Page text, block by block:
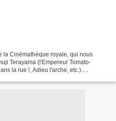
la Cinémathèque royale, qui nous
Terayama (l'Empereur Tomato-
la rue !, Adieu l'arche, etc.).